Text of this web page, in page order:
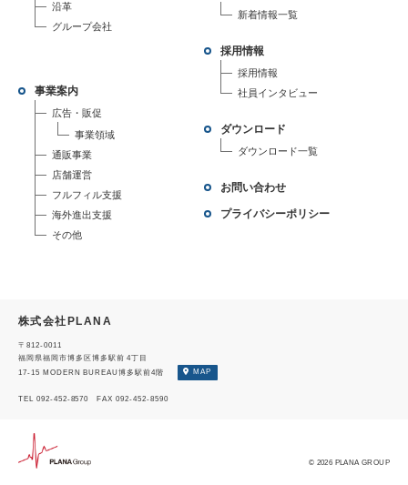
沿革
グループ会社
事業案内
広告・販促
事業領域
通販事業
店舗運営
フルフィル支援
海外進出支援
その他
新着情報一覧
採用情報
採用情報
社員インタビュー
ダウンロード
ダウンロード一覧
お問い合わせ
プライバシーポリシー
株式会社PLANA
〒812-0011
福岡県福岡市博多区博多駅前 4丁目
17-15 MODERN BUREAU博多駅前4階
MAP
TEL 092-452-8570 FAX 092-452-8590
© 2026 PLANA GROUP